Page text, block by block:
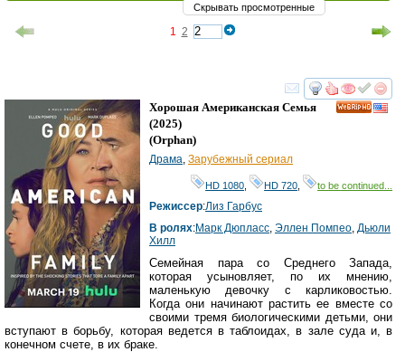
Скрывать просмотренные
1 2
смотреть
Хорошая Американская Семья
(2025)
(Orphan)
Драма Зарубежный сериал
HD 1080 HD 720 to be continued...
Режиссер:Лиз Гарбус
В ролях:Марк Дюпласс Эллен Помпео Дьюли
Хилл
Семейная пара со Среднего Запада,
которая усыновляет, по их мнению,
маленькую девочку с карликовостью.
Когда они начинают растить ее вместе со
своими тремя биологическими детьми, они
вступают в борьбу, которая ведется в таблоидах, в зале суда и, в
конечном счете, в их браке.